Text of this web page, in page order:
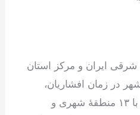
ایران و مرکز استان
در زمان افشاریان،
پایتخت ایران بود. این شهر با ۱۳ منطقهٔ شهری و